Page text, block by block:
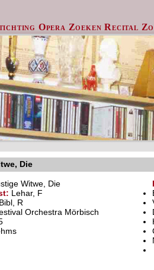
Opera Zoeken Recital
Die
Witwe, Die
Lehar, F
Bibl, R
Orchestra Mörbisch